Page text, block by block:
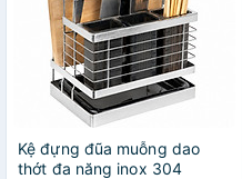
Kệ đựng đũa muỗng dao
thớt đa năng inox 304